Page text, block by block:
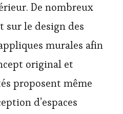
De nombreux
sur le design des
murales afin
original et
proposent même
d’espaces